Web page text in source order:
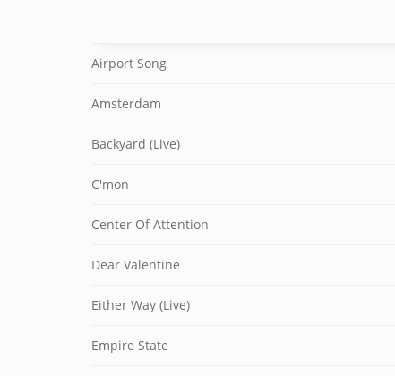
Airport Song
Amsterdam
Backyard (Live)
C'mon
Center Of Attention
Dear Valentine
Either Way (Live)
Empire State